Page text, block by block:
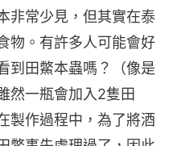
非常少見，但其實在泰
物。有許多人可能會好
到田鱉本蟲嗎？（像是
然一瓶會加入2隻田
製作過程中，為了將酒